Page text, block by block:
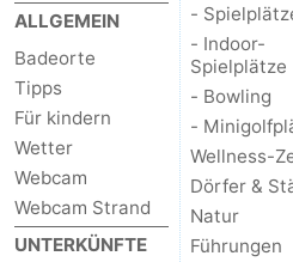
ALLGEMEIN
Badeorte
Tipps
Für kindern
Wetter
Webcam
Webcam Strand
UNTERKÜNFTE
-
- Indoor-
Spielplätze
- Bowling
-
Wellness-
Dörfer &
Natur
Führungen